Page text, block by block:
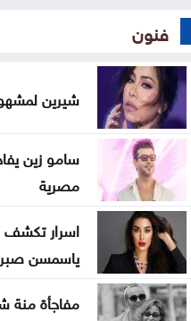
فنون
شيرين
سامو زين
مصرية
اسرار تكشف
ياسمسن
مفاجأة منة